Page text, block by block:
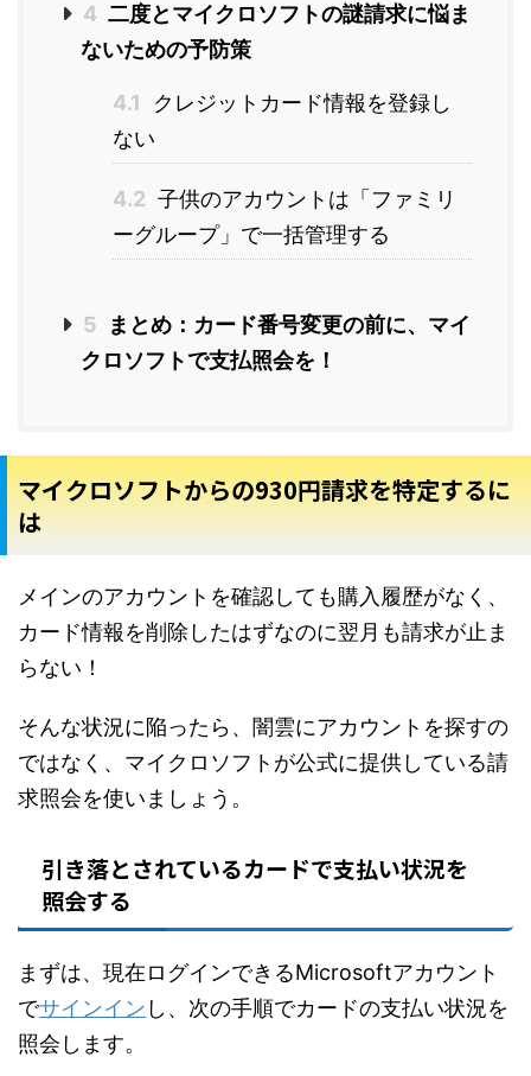
4 二度とマイクロソフトの謎請求に悩ま
ないための予防策
4.1
クレジットカード情報を登録し
ない
4.2 子供のアカウントは「ファミリ
ーグループ」で一括管理する
5
まとめ：カード番号変更の前に、マイ
クロソフトで支払照会を！
マイクロソフトからの930円請求を特定するに
は
メインのアカウントを確認しても購入履歴がなく、
カード情報を削除したはずなのに翌月も請求が止ま
らない！
そんな状況に陥ったら、闇雲にアカウントを探すの
ではなく、マイクロソフトが公式に提供している請
求照会を使いましょう。
引き落とされているカードで支払い状況を
照会する
まずは、現在ログインできるMicrosoftアカウント
でサインイン し、次の手順でカードの支払い状況を
照会します。